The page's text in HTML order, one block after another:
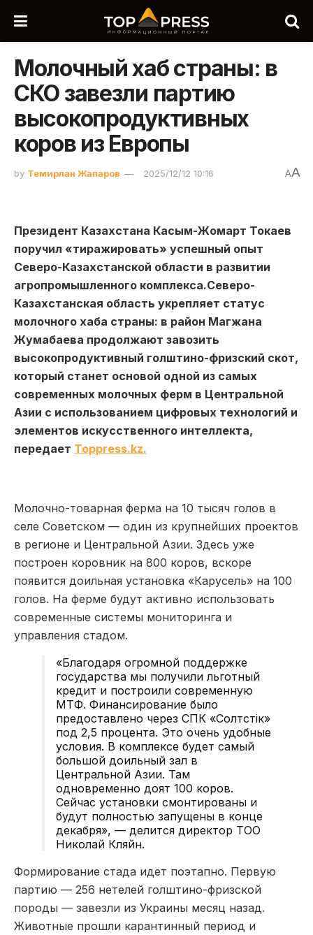
Молочный хаб страны: в
СКО завезли партию
высокопродуктивных
коров из Европы
by Темирлан Жапаров 2025/12/12 10:16 AA
Президент Казахстана Касым-Жомарт Токаев
поручил «тиражировать» успешный опыт
Северо-Казахстанской области в развитии
агропромышленного комплекса.Северо-
Казахстанская область укрепляет статус
молочного хаба страны: в район Магжана
Жумабаева продолжают завозить
высокопродуктивный голштино-фризский скот,
который станет основой одной из самых
современных молочных ферм в Центральной
Азии с использованием цифровых технологий и
элементов искусственного интеллекта,
передает Toppress.kz.
Молочно-товарная ферма на 10 тысяч голов в
селе Советском — один из крупнейших проектов
в регионе и Центральной Азии. Здесь уже
построен коровник на 800 коров, вскоре
появится доильная установка «Карусель» на 100
голов. На ферме будут активно использовать
современные системы мониторинга и
управления стадом.
«Благодаря огромной поддержке
государства мы получили льготный
кредит и построили современную
МТФ. Финансирование было
предоставлено через СПК «Солтүстік»
под 2,5 процента. Это очень удобные
условия. В комплексе будет самый
большой доильный зал в
Центральной Азии. Там
одновременно доят 100 коров.
Сейчас установки смонтированы и
будут полностью запущены в конце
декабря», — делится директор ТОО
Николай Кляйн.
Формирование стада идет поэтапно. Первую
партию — 256 нетелей голштино-фризской
породы — завезли из Украины месяц назад.
Животные прошли карантинный период и